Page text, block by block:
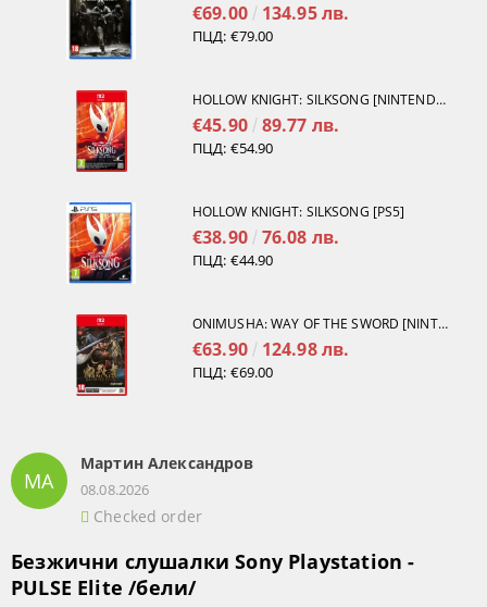
€69.00 134.95 лв.
ПЦД: €79.00
HOLLOW KNIGHT: SILKSONG [NINTENDO SWITCH 2]
€45.90 89.77 лв.
ПЦД: €54.90
HOLLOW KNIGHT: SILKSONG [PS5]
€38.90 76.08 лв.
ПЦД: €44.90
ONIMUSHA: WAY OF THE SWORD [NINTENDO SWITCH 2]
€63.90 124.98 лв.
ПЦД: €69.00
МА
Мартин Александров
08.08.2026
Checked order
Безжични слушалки Sony Playstation -
PULSE Elite /бели/